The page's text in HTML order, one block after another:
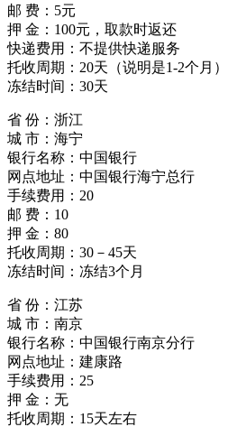
邮 费：5元
押 金：100元，取款时返还
快递费用：不提供快递服务
托收周期：20天（说明是1-2个月）
冻结时间：30天
省 份：浙江
城 市：海宁
银行名称：中国银行
网点地址：中国银行海宁总行
手续费用：20
邮 费：10
押 金：80
托收周期：30－45天
冻结时间：冻结3个月
省 份：江苏
城 市：南京
银行名称：中国银行南京分行
网点地址：建康路
手续费用：25
押 金：无
托收周期：15天左右